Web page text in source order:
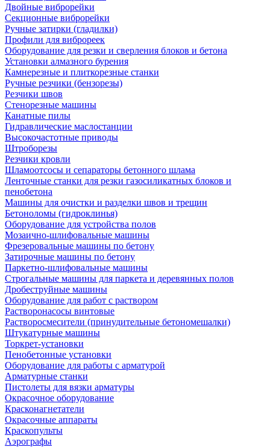
Двойные виброрейки
Секционные виброрейки
Ручные затирки (гладилки)
Профили для виброреек
Оборудование для резки и сверления блоков и бетона
Установки алмазного бурения
Камнерезные и плиткорезные станки
Ручные резчики (бензорезы)
Резчики швов
Стенорезные машины
Канатные пилы
Гидравлические маслостанции
Высокочастотные приводы
Штроборезы
Резчики кровли
Шламоотсосы и сепараторы бетонного шлама
Ленточные станки для резки газосиликатных блоков и
пенобетона
Машины для очистки и разделки швов и трещин
Бетоноломы (гидроклинья)
Оборудование для устройства полов
Мозаично-шлифовальные машины
Фрезеровальные машины по бетону
Затирочные машины по бетону
Паркетно-шлифовальные машины
Строгальные машины для паркета и деревянных полов
Дробеструйные машины
Оборудование для работ с раствором
Растворонасосы винтовые
Растворосмесители (принудительные бетономешалки)
Штукатурные машины
Торкрет-установки
Пенобетонные установки
Оборудование для работы с арматурой
Арматурные станки
Пистолеты для вязки арматуры
Окрасочное оборудование
Красконагнетатели
Окрасочные аппараты
Краскопульты
Аэрографы